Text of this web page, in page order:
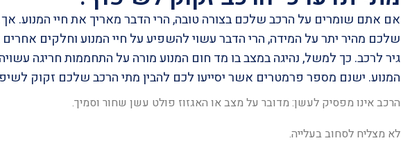
אם אתם שומרים על הרכב שלכם בצורה טובה, הרי הדבר מאריך את חיי המנוע. אך
שלכם מהיר יתר על המידה, הרי הדבר עשוי להשפיע על חיי המנוע וחלקים אחרים
גיר לרכב. כך למשל, נהיגה במצב בו מד חום המנוע מורה על התחממות חריגה
המנוע. ישנם מספר פרמטרים אשר יסייעו לכם להבין מתי הרכב שלכם זקוק
הרכב אינו מפסיק לעשן: מדובר על מצב או האגזוז פולט עשן שחור וסמיך.
לא מצליח לסחוב בעלייה.